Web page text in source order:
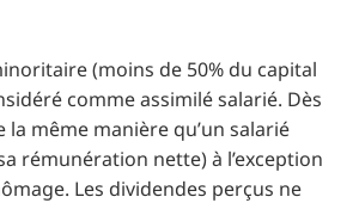
(moins de 50% du capital
comme assimilé salarié. Dès
la même manière qu’un salarié
rémunération nette) à l’exception
Les dividendes perçus ne